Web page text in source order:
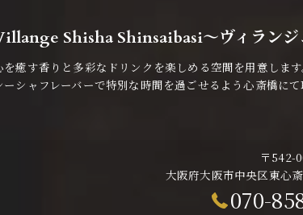
Shisha Shinsaibasi〜ヴィランジ
を癒す香りと多彩なドリンクを楽しめる空間を用意しま
ーシャフレーバーで特別な時間を過ごせるよう心斎橋にて
〒542-
大阪府大阪市中央区東心
070-